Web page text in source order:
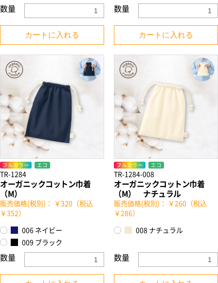
数量
カートに入れる
数量
カートに入れる
フルカラー エコ
TR-1284
オーガニックコットン巾着
（M）
販売価格(税別)： ￥320（税込
￥352）
006 ネイビー
009 ブラック
数量
フルカラー エコ
TR-1284-008
オーガニックコットン巾着
（M） ナチュラル
販売価格(税別)： ￥260（税込
￥286）
008 ナチュラル
数量